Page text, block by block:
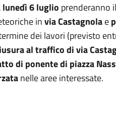
lunedì 6 luglio prenderanno
invia Castagnolae
dei lavori (previsto
al traffico di via
di ponente di piazza
nelle aree interessate.